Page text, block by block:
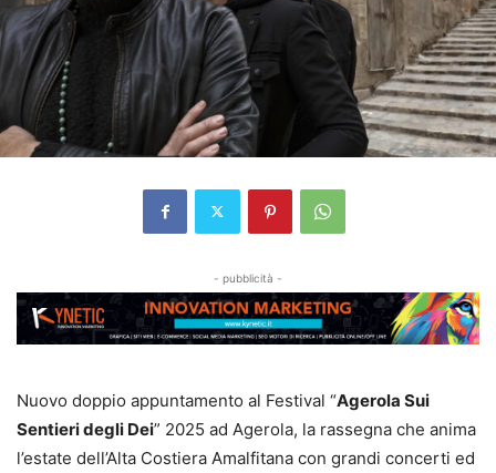
- pubblicità -
Nuovo doppio appuntamento al Festival “Agerola Sui
Sentieri degli Dei” 2025 ad Agerola, la rassegna che anima
l’estate dell’Alta Costiera Amalfitana con grandi concerti ed